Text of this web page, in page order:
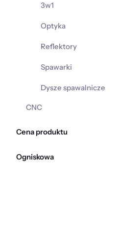
3w1
Optyka
Reflektory
Spawarki
Dysze spawalnicze
CNC
Cena produktu
Ogniskowa